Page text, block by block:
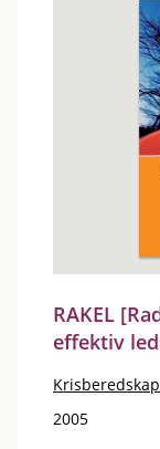
RAKEL
effektiv
2005